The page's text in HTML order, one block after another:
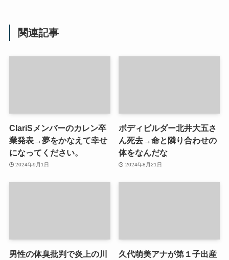
関連記事
ClariSメンバーのカレン卒
業発表→夢をかなえて幸せ
になってください。
2024年9月1日
ボディビルダー北井大五さ
ん死去→命と隣り合わせの
体をなんだな
2024年8月21日
男性の体臭批判で炎上の川
久代萌美アナが第１子出産